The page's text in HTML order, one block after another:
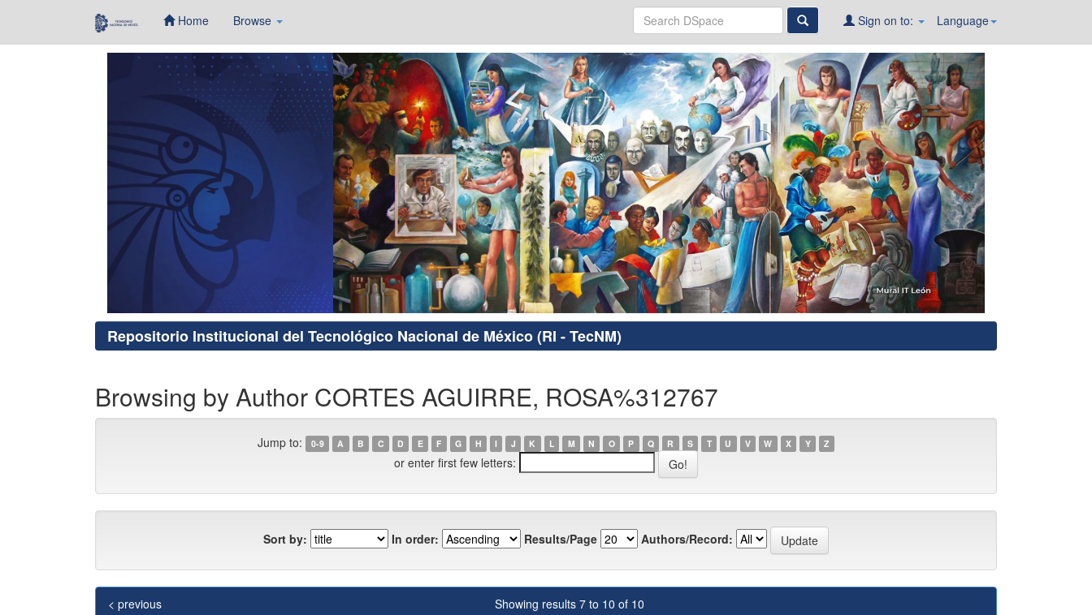
Home Browse Language
Sign on to:
Repositorio Institucional del Tecnológico Nacional de México (RI - TecNM)
Browsing by Author CORTES AGUIRRE, ROSA%312767
Jump to: 0-9 A B C D E F G H I J K L M N O P Q R S T U V W X Y Z
or enter first few letters:
Sort by: In order: Results/Page Authors/Record:
Showing results 7 to 10 of 10
< previous